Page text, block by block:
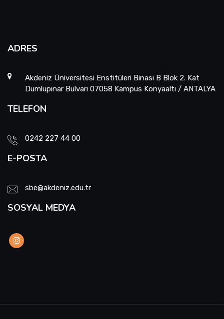
ADRES
Akdeniz Üniversitesi Enstitüleri Binası B Blok 2. Kat
Dumlupınar Bulvarı 07058 Kampus Konyaaltı / ANTALYA
TELEFON
0242 227 44 00
E-POSTA
sbe@akdeniz.edu.tr
SOSYAL MEDYA